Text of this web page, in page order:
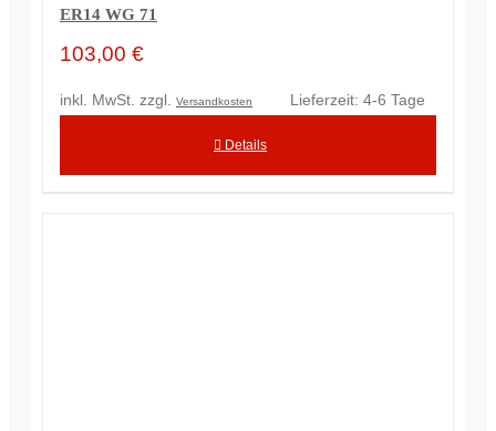
ER14 WG 71
103,00 €
inkl. MwSt. zzgl. Versandkosten Lieferzeit: 4-6 Tage
Details